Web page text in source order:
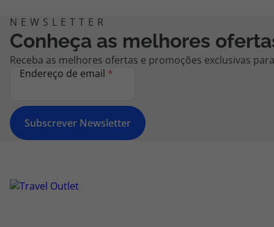
Conheça as melhores
Receba as melhores ofertas e promoções exclusivas
Endereço de email *
Subscrever Newsletter